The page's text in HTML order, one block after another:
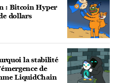
: Bitcoin Hyper
dollars
la stabilité
de
LiquidChain